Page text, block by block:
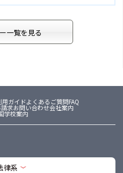
一覧を見る
用ガイドよくあるご質問FAQ
求お問い合わせ会社案内
学校案内
律系